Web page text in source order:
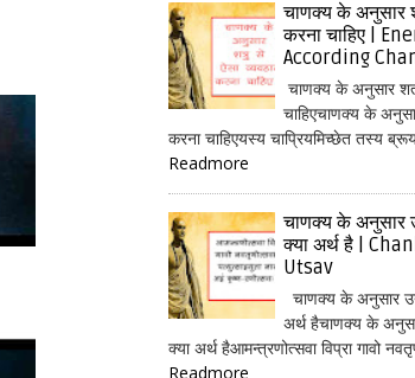
चाणक्य के अनुसार
करना चाहिए |
According
चाणक्य के अनुसार
चाहिएचाणक्य के
करना चाहिएयस्य चाप्रियमिच्छेत तस्य
Readmore
चाणक्य के अनुसार
क्या अर्थ है |
Utsav
चाणक्य के अनुसार
अर्थ हैचाणक्य के
क्या अर्थ हैआमन्त्रणोत्सवा विप्रा गावो
Readmore